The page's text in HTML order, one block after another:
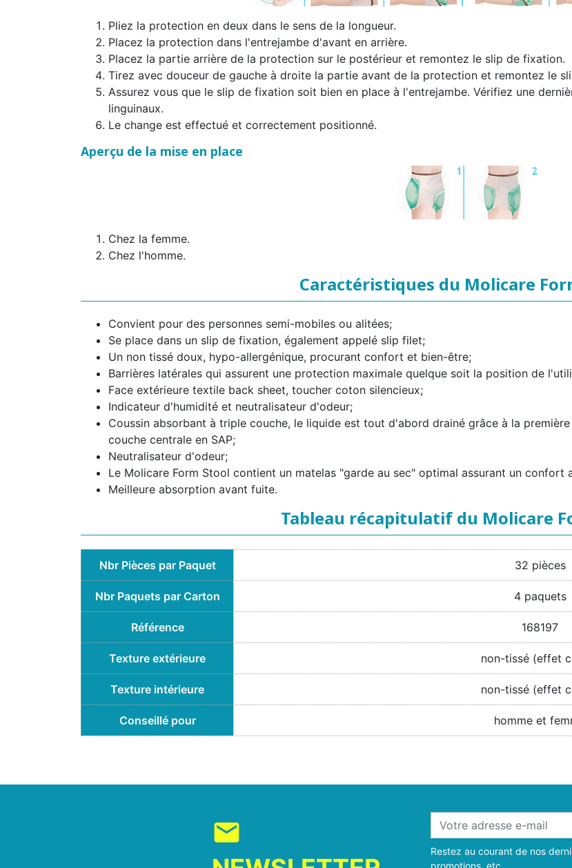
Pliez la protection en deux dans le sens de la longueur.
Placez la protection dans l'entrejambe d'avant en arrière.
Placez la partie arrière de la protection sur le postérieur et remontez le slip de fixation.
Tirez avec douceur de gauche à droite la partie avant de la protection et remontez le
Assurez vous que le slip de fixation soit bien en place à l'entrejambe. Vérifiez une
linguinaux.
Le change est effectué et correctement positionné.
Aperçu de la mise en place
Chez la femme.
Chez l'homme.
Caractéristiques du Molicare
Convient pour des personnes semi-mobiles ou alitées;
Se place dans un slip de fixation, également appelé slip filet;
Un non tissé doux, hypo-allergénique, procurant confort et bien-être;
Barrières latérales qui assurent une protection maximale quelque soit la position de
Face extérieure textile back sheet, toucher coton silencieux;
Indicateur d'humidité et neutralisateur d'odeur;
Coussin absorbant à triple couche, le liquide est tout d'abord drainé grâce à la
couche centrale en SAP;
Neutralisateur d'odeur;
Le Molicare Form Stool contient un matelas "garde au sec" optimal assurant un confort
Meilleure absorption avant fuite.
Tableau récapitulatif du Molicare
Nbr Pièces par Paquet 32 pièces
Nbr Paquets par Carton 4 paquets
Référence 168197
Texture extérieure non-tissé (effet
Texture intérieure non-tissé (effet
Conseillé pour homme et
mail
Restez au courant de nos
promotions, etc.